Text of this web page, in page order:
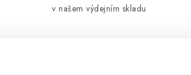
v našem výdejním skladu